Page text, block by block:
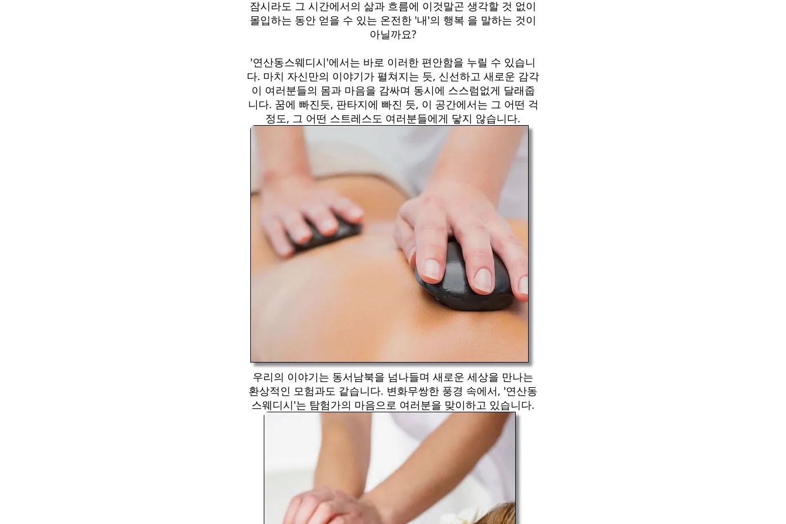
잠시라도 그 시간에서의 삶과 흐름에 이것말곤 생각할 것 없이
몰입하는 동안 얻을 수 있는 온전한 '내'의 행복 을 말하는 것이
아닐까요?
'연산동스웨디시'에서는 바로 이러한 편안함을 누릴 수 있습니
다. 마치 자신만의 이야기가 펼쳐지는 듯, 신선하고 새로운 감각
이 여러분들의 몸과 마음을 감싸며 동시에 스스럼없게 달래줍
니다. 꿈에 빠진듯, 판타지에 빠진 듯, 이 공간에서는 그 어떤 걱
정도, 그 어떤 스트레스도 여러분들에게 닿지 않습니다.
우리의 이야기는 동서남북을 넘나들며 새로운 세상을 만나는
환상적인 모험과도 같습니다. 변화무쌍한 풍경 속에서, '연산동
스웨디시'는 탐험가의 마음으로 여러분을 맞이하고 있습니다.